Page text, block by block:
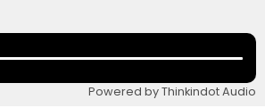
Powered by Thinkindot Audio